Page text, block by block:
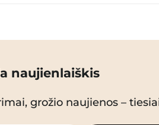
naujienlaiškis
grožio naujienos –